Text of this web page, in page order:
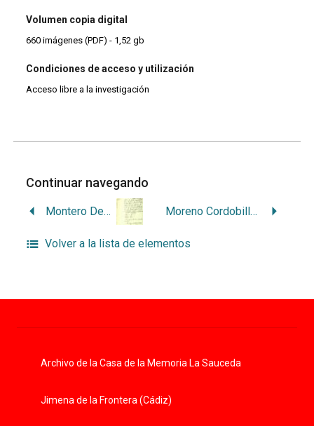
Volumen copia digital
660 imágenes (PDF) - 1,52 gb
Condiciones de acceso y utilización
Acceso libre a la investigación
Continuar navegando
Montero Delgado, Francisco Moreno Cordobilla, Alonso
Volver a la lista de elementos
Archivo de la Casa de la Memoria La Sauceda
Jimena de la Frontera (Cádiz)